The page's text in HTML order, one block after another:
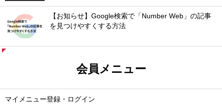
【お知らせ】Google検索で「Number Web」の記事
を見つけやすくする方法
会員メニュー
マイメニュー登録・ログイン